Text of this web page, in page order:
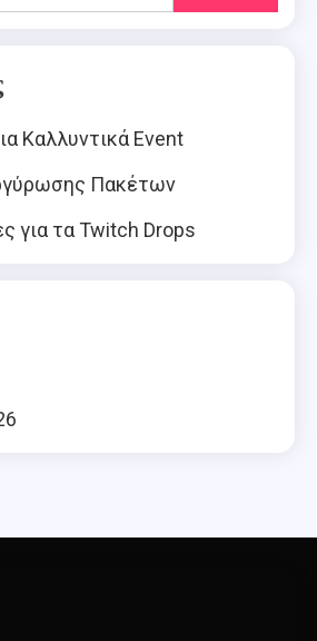
for:
Καλλυντικά Event
Πακέτων
για τα Twitch Drops